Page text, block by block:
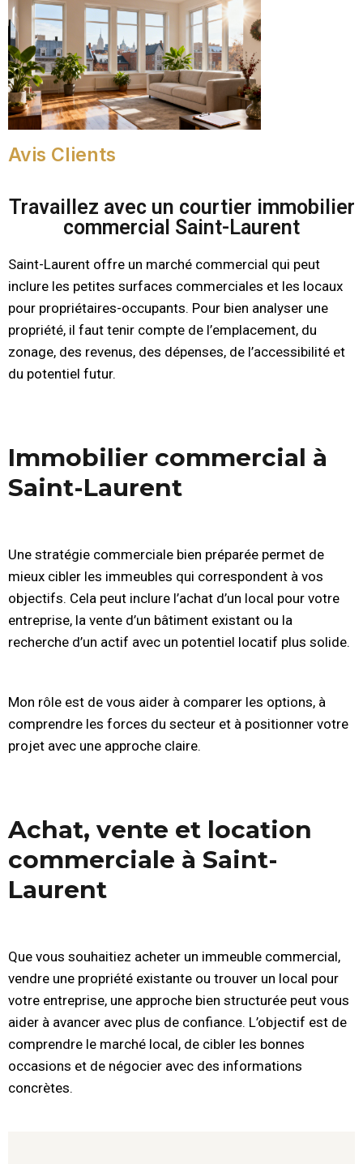
Avis Clients
Travaillez avec un courtier immobilier
commercial Saint-Laurent
Saint-Laurent offre un marché commercial qui peut
inclure les petites surfaces commerciales et les locaux
pour propriétaires-occupants. Pour bien analyser une
propriété, il faut tenir compte de l’emplacement, du
zonage, des revenus, des dépenses, de l’accessibilité et
du potentiel futur.
Immobilier commercial à
Saint-Laurent
Une stratégie commerciale bien préparée permet de
mieux cibler les immeubles qui correspondent à vos
objectifs. Cela peut inclure l’achat d’un local pour votre
entreprise, la vente d’un bâtiment existant ou la
recherche d’un actif avec un potentiel locatif plus solide.
Mon rôle est de vous aider à comparer les options, à
comprendre les forces du secteur et à positionner votre
projet avec une approche claire.
Achat, vente et location
commerciale à Saint-
Laurent
Que vous souhaitiez acheter un immeuble commercial,
vendre une propriété existante ou trouver un local pour
votre entreprise, une approche bien structurée peut vous
aider à avancer avec plus de confiance. L’objectif est de
comprendre le marché local, de cibler les bonnes
occasions et de négocier avec des informations
concrètes.